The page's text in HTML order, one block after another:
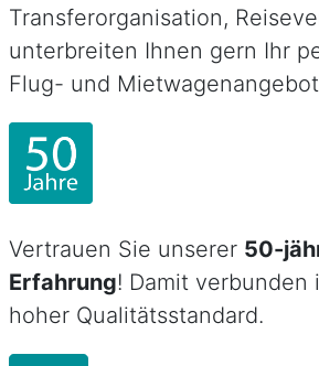
Transferorganisation,
unterbreiten Ihnen gern Ihr
Flug- und
Vertrauen Sie unserer 50-
Erfahrung! Damit verbunden
hoher Qualitätsstandard.